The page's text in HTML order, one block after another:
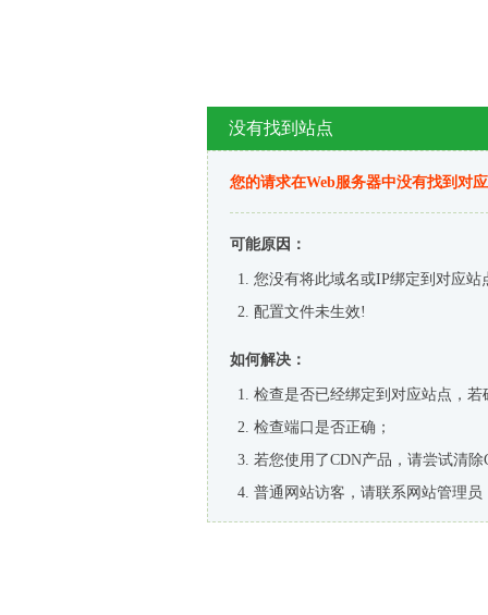
没有找到站点
您的请求在Web服务器中没有找到对
可能原因：
您没有将此域名或IP绑定到对应站
配置文件未生效!
如何解决：
检查是否已经绑定到对应站点，
检查端口是否正确；
若您使用了CDN产品，请尝试清除
普通网站访客，请联系网站管理员